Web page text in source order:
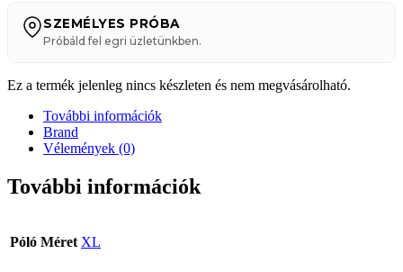
SZEMÉLYES PRÓBA
Próbáld fel egri üzletünkben.
Ez a termék jelenleg nincs készleten és nem megvásárolható.
További információk
Brand
Vélemények (0)
További információk
Póló Méret XL